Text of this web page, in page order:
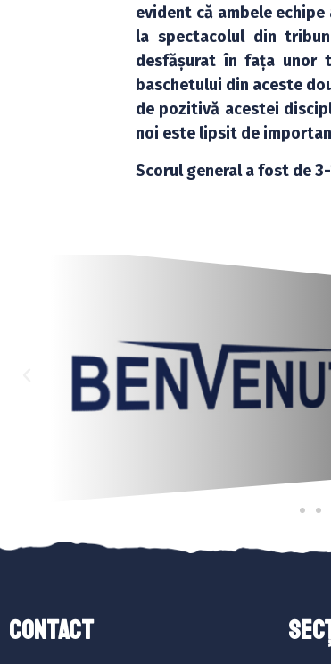
evident că ambele
la spectacolul din
desfășurat în fața unor
baschetului din aceste
de pozitivă acestei
noi este lipsit de
Scorul general a fost de
Contact